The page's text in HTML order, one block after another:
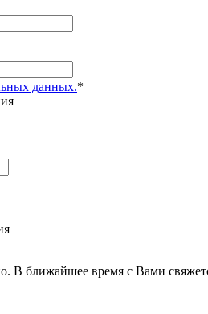
данных.*
В ближайшее время с Вами
25